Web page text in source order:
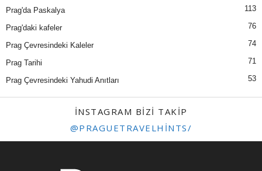
Prag'da Paskalya 113
Prag'daki kafeler 76
Prag Çevresindeki Kaleler 74
Prag Tarihi 71
Prag Çevresindeki Yahudi Anıtları 53
INSTAGRAM BIZI TAKIP
@PRAGUETRAVELHINTS/